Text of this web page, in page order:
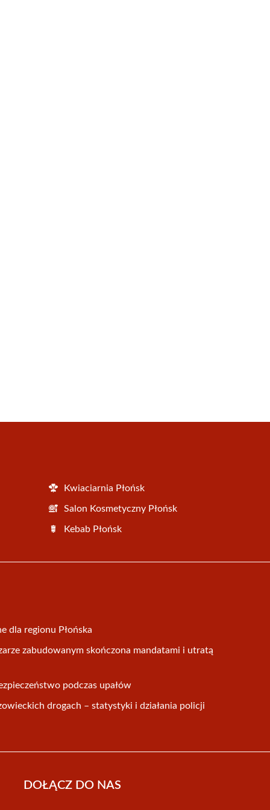
Kwiaciarnia Płońsk
Salon Kosmetyczny Płońsk
Kebab Płońsk
dla regionu Płońska
zabudowanym skończona mandatami i utratą
podczas upałów
drogach – statystyki i działania policji
DOŁĄCZ DO NAS